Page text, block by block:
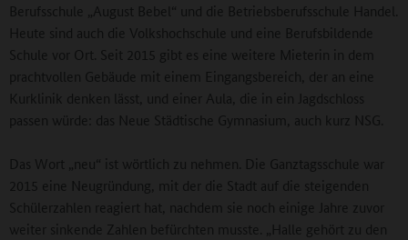
Berufsschule „August Bebel“ und die Betriebsberufsschule Handel.
Heute sind auch die Volkshochschule und eine Berufsbildende
Schule vor Ort. Seit 2015 gibt es eine weitere Mieterin in dem
prachtvollen Gebäude mit einem Eingangsbereich, der an eine
Kurklinik denken lässt, und einer Aula, die in ein Jagdschloss
passen würde: das Neue Städtische Gymnasium, auch kurz NSG.
Das Wort „neu“ ist wörtlich zu nehmen. Die Ganztagsschule war
2015 eine Neugründung, mit der die Stadt auf die steigenden
Schülerzahlen reagiert hat, nachdem sie noch einige Jahre zuvor
weiter sinkende Zahlen befürchten musste. „Halle gehört zu den